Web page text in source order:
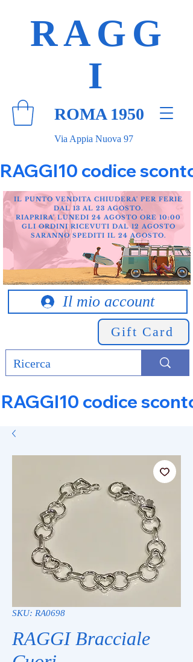
Via Appia Nuova 97
RAGG
I
ROMA 1950
RAGGI10 codice
Il mio account
Gift Card
IL PUNTO VENDITA CHIUDERA' PER FERIE
DAL 13 AL 23 AGOSTO.
RIAPRIRA' LUNEDI 24 AGOSTO ORE 10:00
GLI ORDINI RICEVUTI DAL 12 AGOSTO
SARANNO SPEDITI IL 24 AGOSTO.
RAGGI10 codice
SKU: RA0698
RAGGI Bracciale